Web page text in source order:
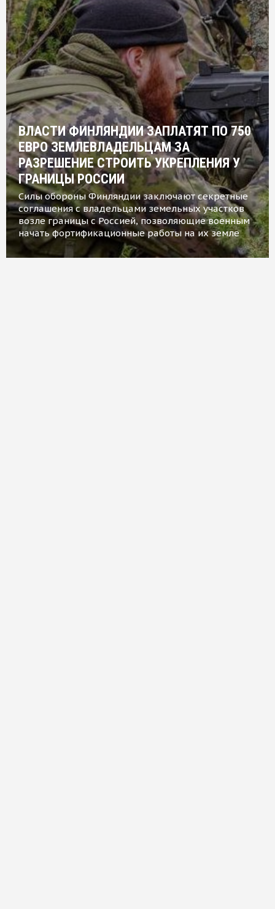
ВЛАСТИ ФИНЛЯНДИИ ЗАПЛАТЯТ ПО 750
ЕВРО ЗЕМЛЕВЛАДЕЛЬЦАМ ЗА
РАЗРЕШЕНИЕ СТРОИТЬ УКРЕПЛЕНИЯ У
ГРАНИЦЫ РОССИИ
Силы обороны Финляндии заключают секретные
соглашения с владельцами земельных участков
возле границы с Россией, позволяющие военным
начать фортификационные работы на их земле